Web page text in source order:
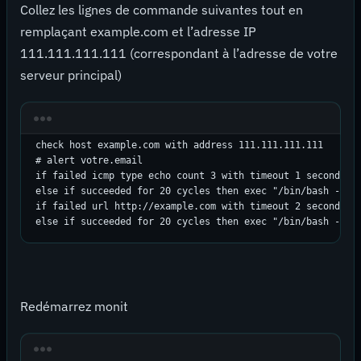
Collez les lignes de commande suivantes tout en
remplaçant example.com et l’adresse IP
111.111.111.111 (correspondant à l’adresse de votre
serveur principal)
check host example.com with address 111.111.111.111
# alert votre.email
if failed icmp type echo count 3 with timeout 1 seconds
else if succeeded for 20 cycles then exec "/bin/bash -c
if failed url http://example.com with timeout 2 seconds
else if succeeded for 20 cycles then exec "/bin/bash -c
Redémarrez monit